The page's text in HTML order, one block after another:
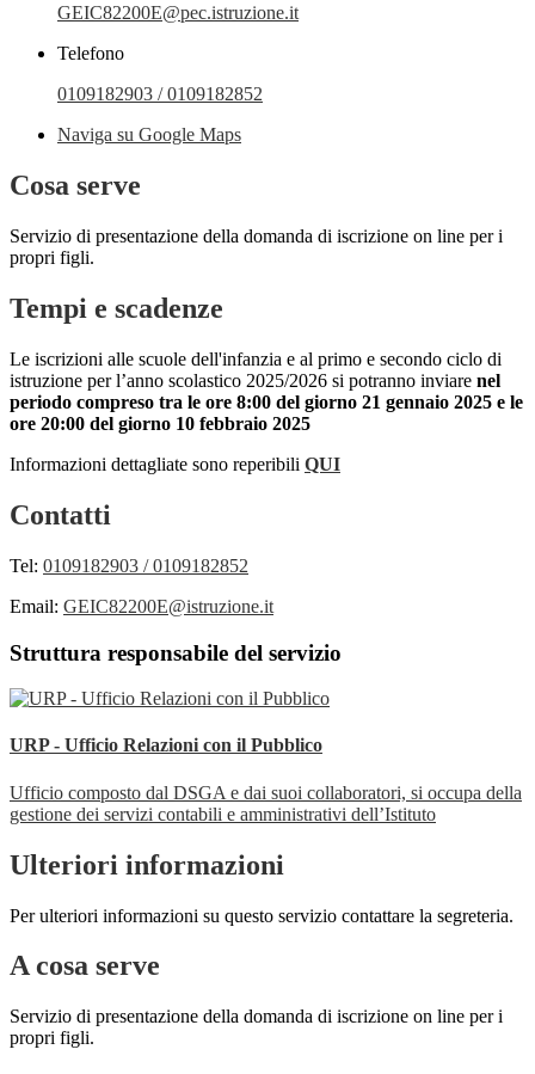
GEIC82200E@pec.istruzione.it
Telefono
0109182903 / 0109182852
Naviga su Google Maps
Cosa serve
Servizio di presentazione della domanda di iscrizione on line per i
propri figli.
Tempi e scadenze
Le iscrizioni alle scuole dell'infanzia e al primo e secondo ciclo di
istruzione per l’anno scolastico 2025/2026 si potranno inviare nel
periodo compreso tra le ore 8:00 del giorno 21 gennaio 2025 e le
ore 20:00 del giorno 10 febbraio 2025
Informazioni dettagliate sono reperibili QUI
Contatti
Tel: 0109182903 / 0109182852
Email: GEIC82200E@istruzione.it
Struttura responsabile del servizio
URP - Ufficio Relazioni con il Pubblico
Ufficio composto dal DSGA e dai suoi collaboratori, si occupa della
gestione dei servizi contabili e amministrativi dell’Istituto
Ulteriori informazioni
Per ulteriori informazioni su questo servizio contattare la segreteria.
A cosa serve
Servizio di presentazione della domanda di iscrizione on line per i
propri figli.